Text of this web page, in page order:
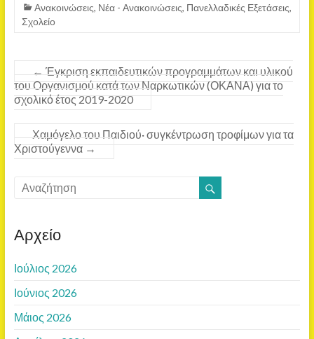
Ανακοινώσεις, Νέα - Ανακοινώσεις, Πανελλαδικές Εξετάσεις,
Σχολείο
← Έγκριση εκπαιδευτικών προγραμμάτων και υλικού
του Οργανισμού κατά των Ναρκωτικών (ΟΚΑΝΑ) για το
σχολικό έτος 2019-2020
Χαμόγελο του Παιδιού· συγκέντρωση τροφίμων για τα
Χριστούγεννα →
Αρχείο
Ιούλιος 2026
Ιούνιος 2026
Μάιος 2026